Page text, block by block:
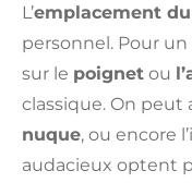
L’emplacement
personnel. Pour
sur le poignet ou
classique. On peut
nuque, ou encore
audacieux optent